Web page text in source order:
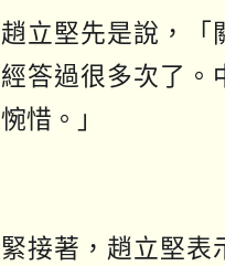
趙立堅先是說，「
經答過很多次了。
惋惜。」
緊接著，趙立堅表